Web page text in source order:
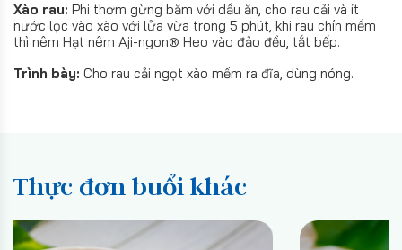
Xào rau: Phi thơm gừng băm với dầu ăn, cho rau cải và ít
nước lọc vào xào với lửa vừa trong 5 phút, khi rau chín mềm
thì nêm Hạt nêm Aji-ngon® Heo vào đảo đều, tắt bếp.
Trình bày: Cho rau cải ngọt xào mềm ra đĩa, dùng nóng.
Thực đơn buổi khác